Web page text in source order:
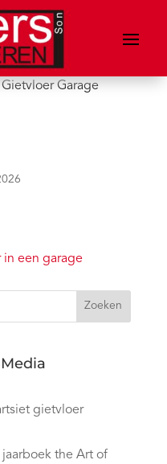
Gietvloer Garage
Zoeken
gietvloer
the Art of
Media